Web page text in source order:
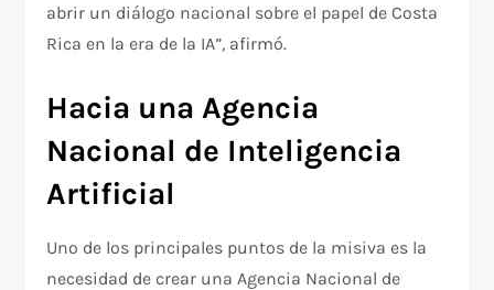
abrir un diálogo nacional sobre el papel de Costa
Rica en la era de la IA”, afirmó.
Hacia una Agencia
Nacional de Inteligencia
Artificial
Uno de los principales puntos de la misiva es la
necesidad de crear una Agencia Nacional de